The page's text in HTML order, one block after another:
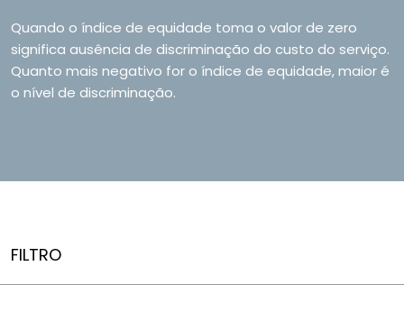
Quando o índice de equidade toma o valor de zero
significa ausência de discriminação do custo do serviço.
Quanto mais negativo for o índice de equidade, maior é
o nível de discriminação.
FILTRO